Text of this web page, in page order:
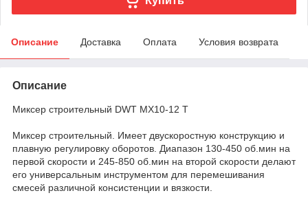
Описание Доставка Оплата Условия возврата
Описание
Миксер строительный DWT MX10-12 T
Миксер строительный. Имеет двускоростную конструкцию и
плавную регулировку оборотов. Диапазон 130-450 об.мин на
первой скорости и 245-850 об.мин на второй скорости делают
его универсальным инструментом для перемешивания
смесей различной консистенции и вязкости.